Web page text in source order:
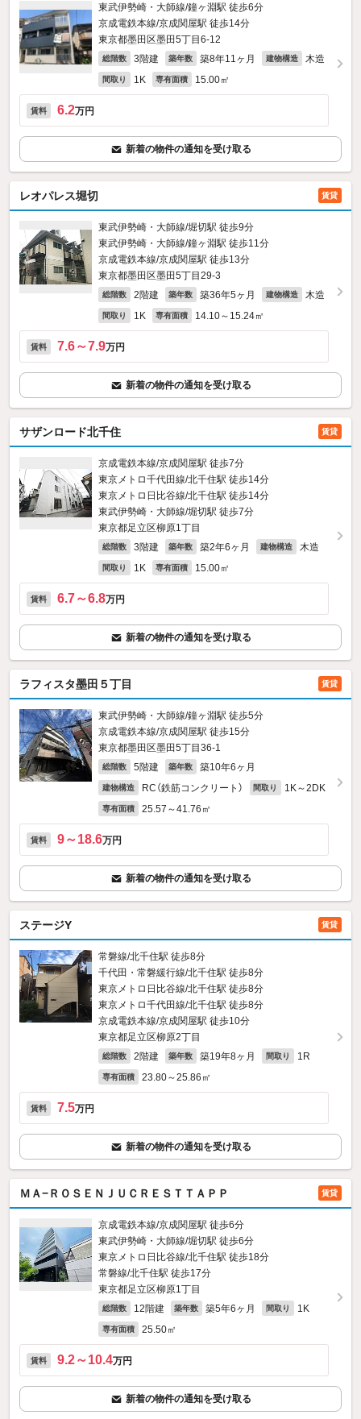
東武伊勢崎・大師線/鐘ヶ淵駅 徒歩6分
京成電鉄本線/京成関屋駅 徒歩14分
東京都墨田区墨田5丁目6-12
総階数 3階建 築年数 築8年11ヶ月 建物構造 木造
間取り 1K 専有面積 15.00㎡
賃料 6.2万円
新着の物件の通知を受け取る
レオパレス堀切 賃貸
東武伊勢崎・大師線/堀切駅 徒歩9分
東武伊勢崎・大師線/鐘ヶ淵駅 徒歩11分
京成電鉄本線/京成関屋駅 徒歩13分
東京都墨田区墨田5丁目29-3
総階数 2階建 築年数 築36年5ヶ月 建物構造 木造
間取り 1K 専有面積 14.10～15.24㎡
賃料 7.6～7.9万円
新着の物件の通知を受け取る
サザンロード北千住 賃貸
京成電鉄本線/京成関屋駅 徒歩7分
東京メトロ千代田線/北千住駅 徒歩14分
東京メトロ日比谷線/北千住駅 徒歩14分
東武伊勢崎・大師線/堀切駅 徒歩7分
東京都足立区柳原1丁目
総階数 3階建 築年数 築2年6ヶ月 建物構造 木造
間取り 1K 専有面積 15.00㎡
賃料 6.7～6.8万円
新着の物件の通知を受け取る
ラフィスタ墨田５丁目 賃貸
東武伊勢崎・大師線/鐘ヶ淵駅 徒歩5分
京成電鉄本線/京成関屋駅 徒歩15分
東京都墨田区墨田5丁目36-1
総階数 5階建 築年数 築10年6ヶ月
建物構造 RC（鉄筋コンクリート） 間取り 1K～2DK
専有面積 25.57～41.76㎡
賃料 9～18.6万円
新着の物件の通知を受け取る
ステージY 賃貸
常磐線/北千住駅 徒歩8分
千代田・常磐緩行線/北千住駅 徒歩8分
東京メトロ日比谷線/北千住駅 徒歩8分
東京メトロ千代田線/北千住駅 徒歩8分
京成電鉄本線/京成関屋駅 徒歩10分
東京都足立区柳原2丁目
総階数 2階建 築年数 築19年8ヶ月 間取り 1R
専有面積 23.80～25.86㎡
賃料 7.5万円
新着の物件の通知を受け取る
ＭＡ−ＲＯＳＥＮＪＵＣＲＥＳＴＴＡＰＰ 賃貸
京成電鉄本線/京成関屋駅 徒歩6分
東武伊勢崎・大師線/堀切駅 徒歩6分
東京メトロ日比谷線/北千住駅 徒歩18分
常磐線/北千住駅 徒歩17分
東京都足立区柳原1丁目
総階数 12階建 築年数 築5年6ヶ月 間取り 1K
専有面積 25.50㎡
賃料 9.2～10.4万円
新着の物件の通知を受け取る